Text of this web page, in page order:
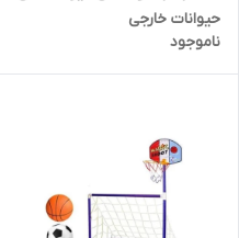
حیوانات خارجی
ناموجود